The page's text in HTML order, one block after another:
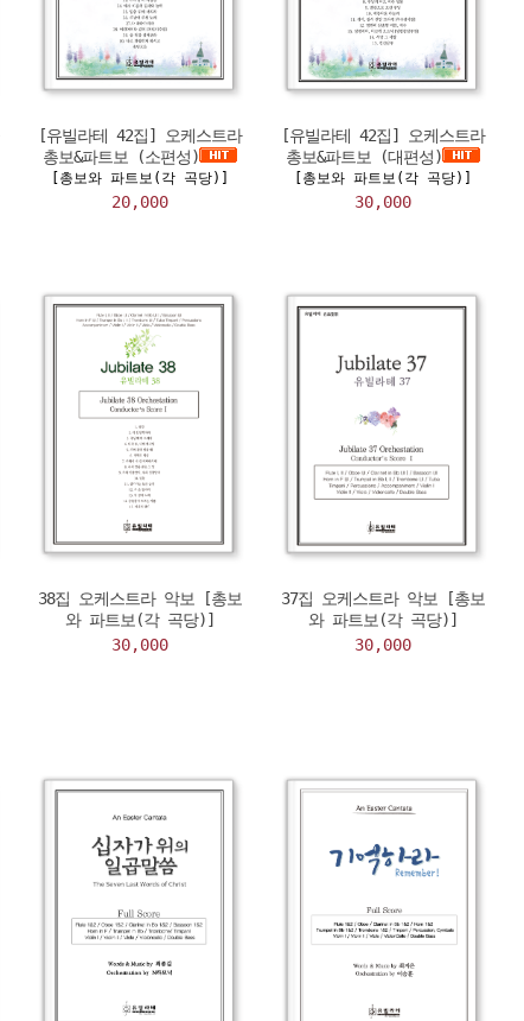
[유빌라테 42집] 오케스트라
총보&파트보 (소편성)
[총보와 파트보(각 곡당)]
20,000
[유빌라테 42집] 오케스트라
총보&파트보 (대편성)
[총보와 파트보(각 곡당)]
30,000
38집 오케스트라 악보 [총보
와 파트보(각 곡당)]
30,000
37집 오케스트라 악보 [총보
와 파트보(각 곡당)]
30,000